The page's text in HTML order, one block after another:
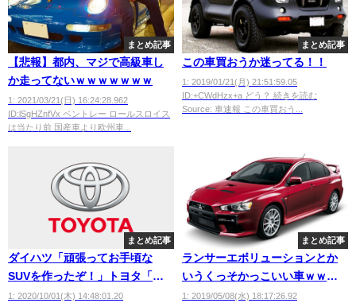
まとめ記事
【悲報】都内、マジで高級車し
か走ってないｗｗｗｗｗｗｗ
1: 2021/03/21(日) 16:24:28.962
ID:lSgHZnfVx ベントレー ロールスロイス
は当たり前 国産車より欧州車...
まとめ記事
この車買おうか迷ってる！！
1: 2019/01/21(月) 21:51:59.05
ID:+CWdHzx+a どう？ 続きを読む
Source: 車速報 この車買おう...
まとめ記事
ダイハツ「頑張ってお手頃な
SUVを作ったぞ！」トヨタ「ほ
ーん…」
1: 2020/10/01(木) 14:48:01.20
まとめ記事
ランサーエボリューションとか
いうくっそかっこいい車ｗｗｗ
ｗｗｗｗｗｗｗ
1: 2019/05/08(水) 18:17:26.92